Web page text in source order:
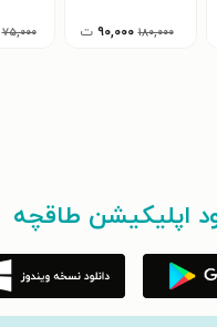
۱۸۰,۰۰۰ ۹۰,۰۰۰ ت ۷۵,۰۰۰
اپلیکیشن طاقچه